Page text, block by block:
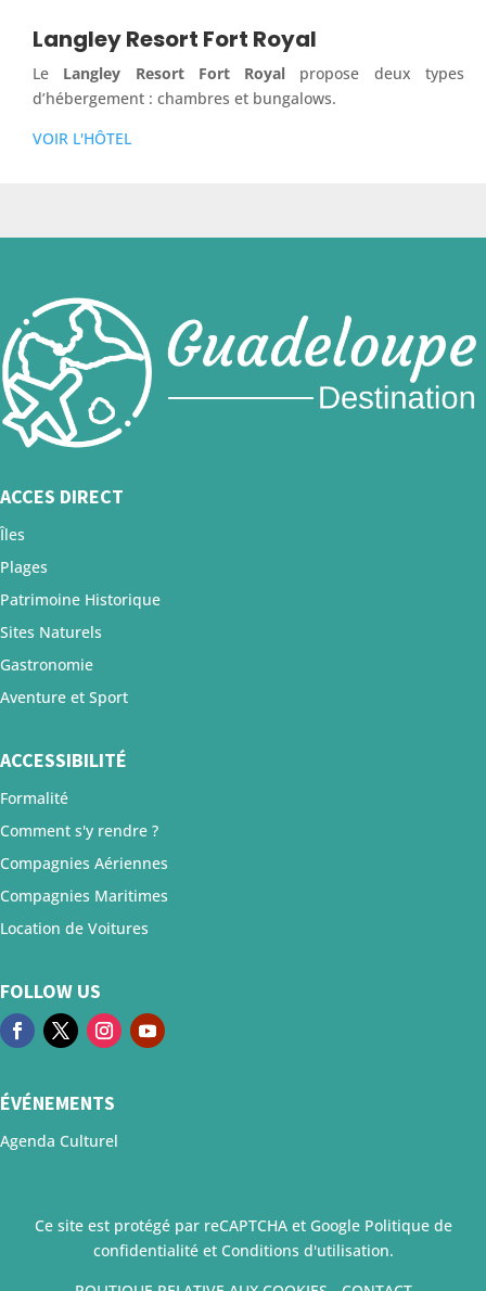
Langley Resort Fort Royal
Le Langley Resort Fort Royal propose deux types
d’hébergement : chambres et bungalows.
VOIR L'HÔTEL
ACCES DIRECT
Îles
Plages
Patrimoine Historique
Sites Naturels
Gastronomie
Aventure et Sport
ACCESSIBILITÉ
Formalité
Comment s'y rendre ?
Compagnies Aériennes
Compagnies Maritimes
Location de Voitures
FOLLOW US
ÉVÉNEMENTS
Agenda Culturel
Ce site est protégé par reCAPTCHA et Google Politique de
confidentialitéet Conditions d'utilisation.